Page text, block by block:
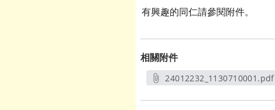
有興趣的同仁請參閱附件。
相關附件
24012232_1130710001.pdf